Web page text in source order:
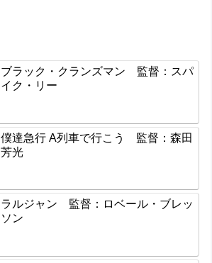
ブラック・クランズマン 監督：スパ
イク・リー
僕達急行 A列車で行こう 監督：森田
芳光
ラルジャン 監督：ロベール・ブレッ
ソン